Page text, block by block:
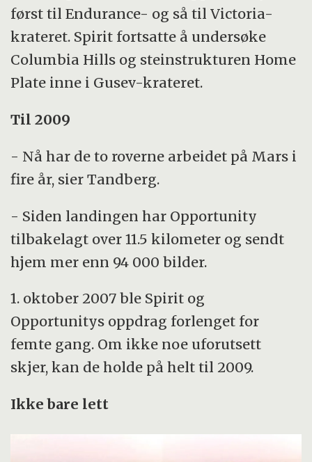
først til Endurance- og så til Victoria-
krateret. Spirit fortsatte å undersøke
Columbia Hills og steinstrukturen Home
Plate inne i Gusev-krateret.
Til 2009
- Nå har de to roverne arbeidet på Mars i
fire år, sier Tandberg.
- Siden landingen har Opportunity
tilbakelagt over 11.5 kilometer og sendt
hjem mer enn 94 000 bilder.
1. oktober 2007 ble Spirit og
Opportunitys oppdrag forlenget for
femte gang. Om ikke noe uforutsett
skjer, kan de holde på helt til 2009.
Ikke bare lett